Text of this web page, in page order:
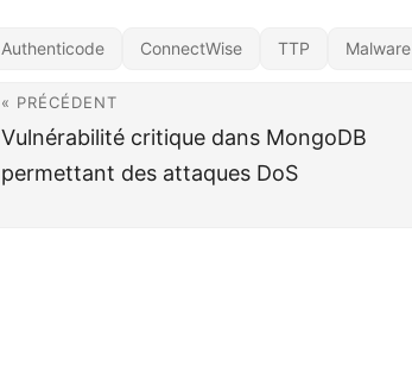
Authenticode ConnectWise TTP Malware
« PRÉCÉDENT
Vulnérabilité critique dans MongoDB
permettant des attaques DoS